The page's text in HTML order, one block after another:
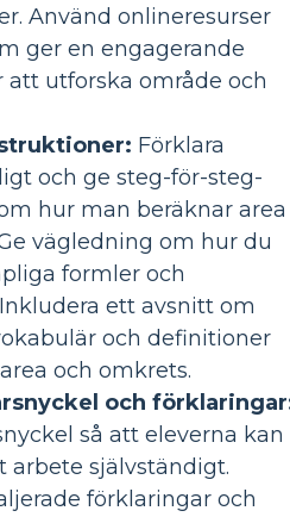
Använd onlineresurser
ger en engagerande
att utforska område och
Förklara
och ge steg-för-steg-
hur man beräknar area
vägledning om hur du
formler och
ett avsnitt om
och definitioner
och omkrets.
och
så att eleverna kan
arbete självständigt.
förklaringar och